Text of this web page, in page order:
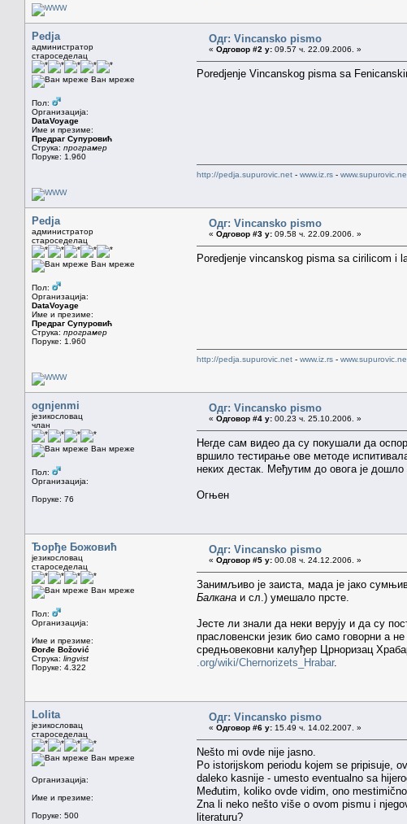
Pedja
администратор
староседелац
Ван мреже
Пол:
Организација:
DataVoyage
Име и презиме:
Предраг Супуровић
Струка: програмер
Поруке: 1.960
Одг: Vincansko pismo
« Одговор #2 у: 09.57 ч. 22.09.2006. »
Poredjenje Vincanskog pisma sa
http://pedja.supurovic.net - www.iz.rs -
Pedja
администратор
староседелац
Ван мреже
Пол:
Организација:
DataVoyage
Име и презиме:
Предраг Супуровић
Струка: програмер
Поруке: 1.960
Одг: Vincansko pismo
« Одговор #3 у: 09.58 ч. 22.09.2006. »
Poredjenje vincanskog pisma sa cirilicom i
http://pedja.supurovic.net - www.iz.rs -
ognjenmi
језикословац
члан
Ван мреже
Пол:
Организација:
Поруке: 76
Одг: Vincansko pismo
« Одговор #4 у: 00.23 ч. 25.10.2006. »
Негде сам видео да су покушали да
вршило тестирање ове методе
неких дестак. Међутим до овога је дошло
Огњен
Ђорђе Божовић
језикословац
староседелац
Ван мреже
Пол:
Организација:
Име и презиме:
Đorđe Božović
Струка: lingvist
Поруке: 4.322
Одг: Vincansko pismo
« Одговор #5 у: 00.08 ч. 24.12.2006. »
Занимљиво је заиста, мада је јако
Балкана и сл.) умешало прсте.
Јесте ли знали да неки верују и да су
прасловенски језик био само говорни а
средњовековни калуђер Црноризац
.org/wiki/Chernorizets_Hrabar.
Lolita
језикословац
староседелац
Ван мреже
Организација:
Име и презиме:
Поруке: 500
Одг: Vincansko pismo
« Одговор #6 у: 15.49 ч. 14.02.2007. »
Nešto mi ovde nije jasno.
Po istorijskom periodu kojem se pripisuje,
daleko kasnije - umesto eventualno sa
Međutim, koliko ovde vidim, ono
Zna li neko nešto više o ovom pismu i
literaturu?